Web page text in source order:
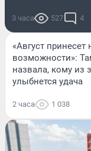
3 часа 527 4
«Август
возможности»:
назвала, кому из
улыбнется удача
2 часа 1 038